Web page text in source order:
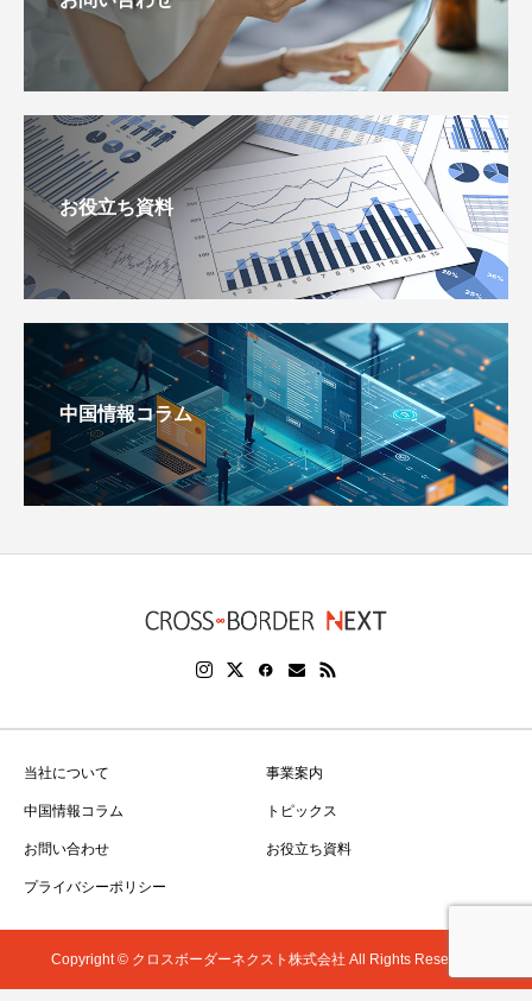
お役立ち資料
中国情報コラム
当社について 事業案内
中国情報コラム トピックス
お問い合わせ お役立ち資料
プライバシーポリシー
Copyright © クロスボーダーネクスト株式会社 All Rights Reserved.